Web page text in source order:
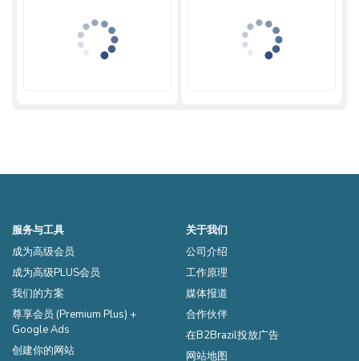
服务与工具
成为高级会员
成为高级PLUS会员
我们的方案
尊享会员 (Premium Plus) +
Google Ads
创建你的网站
关于我们
公司介绍
工作原理
媒体报道
合作伙伴
在B2Brazil投放广告
网站地图